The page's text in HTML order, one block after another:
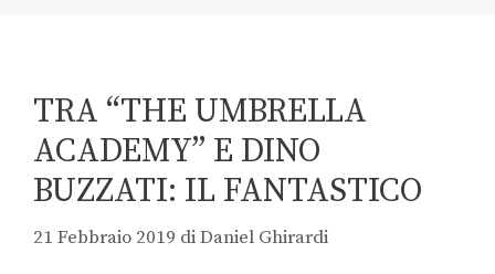
TRA “THE UMBRELLA
ACADEMY” E DINO
BUZZATI: IL FANTASTICO
21 Febbraio 2019 diDaniel Ghirardi